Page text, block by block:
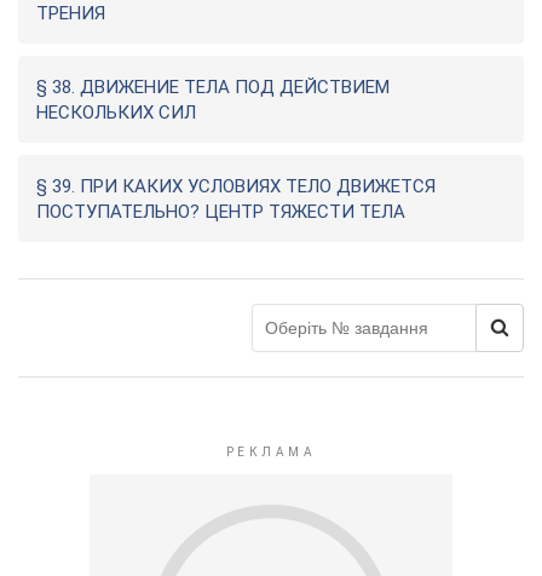
ТРЕНИЯ
§ 38. ДВИЖЕНИЕ ТЕЛА ПОД ДЕЙСТВИЕМ
НЕСКОЛЬКИХ СИЛ
§ 39. ПРИ КАКИХ УСЛОВИЯХ ТЕЛО ДВИЖЕТСЯ
ПОСТУПАТЕЛЬНО? ЦЕНТР ТЯЖЕСТИ ТЕЛА